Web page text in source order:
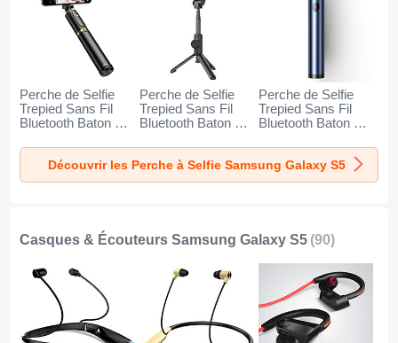
Perche de Selfie
Trepied Sans Fil
Bluetooth Baton de
Poche Universel
T34 pour Samsung
Galaxy S5 Or et
Perche de Selfie
Trepied Sans Fil
Bluetooth Baton de
Poche Universel
T32 pour Samsung
Galaxy S5 Noir
Perche de Selfie
Trepied Sans Fil
Bluetooth Baton de
Poche Universel
T31 pour Samsung
Galaxy S5 Bleu
Découvrir les Perche à Selfie Samsung Galaxy S5
Casques & Écouteurs Samsung Galaxy S5 (90)